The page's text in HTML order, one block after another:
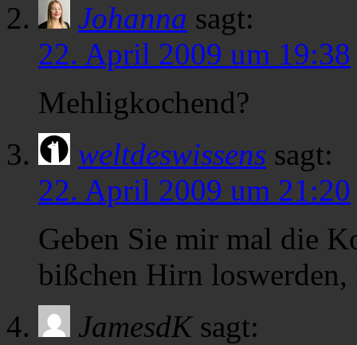
Johanna sagt:
22. April 2009 um 19:38
Mehligkochend?
weltdeswissens sagt:
22. April 2009 um 21:20
Geben Sie mir mal die
bißchen Hirn
JamesdK sagt: